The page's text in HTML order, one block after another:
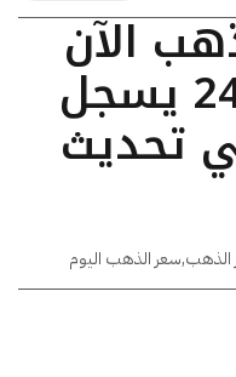
الآن
في مصر: عيار 24 يسجل
في تحديث
الذهب,سعر الذهب اليوم